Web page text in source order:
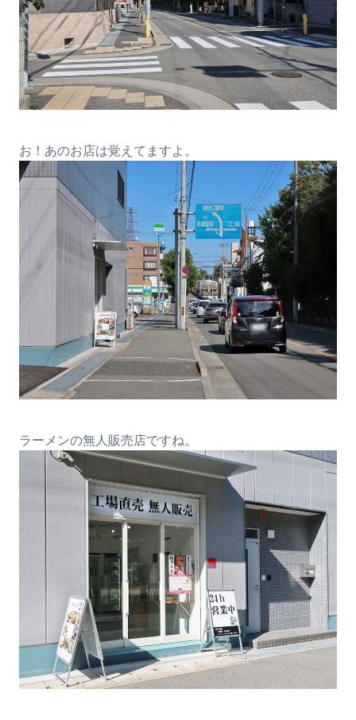
お！あのお店は覚えてますよ。
ラーメンの無人販売店ですね。